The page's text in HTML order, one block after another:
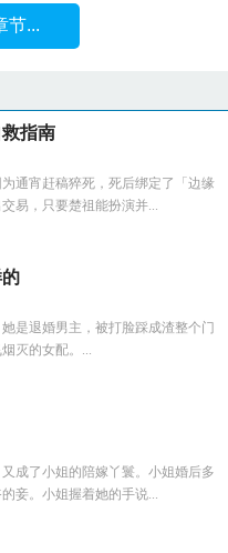
节...
指南
通宵赶稿猝死，死后绑定了「边缘
易，只要楚祖能扮演并...
是退婚男主，被打脸踩成渣整个门
灭的女配。...
成了小姐的陪嫁丫鬟。小姐婚后多
妾。小姐握着她的手说...